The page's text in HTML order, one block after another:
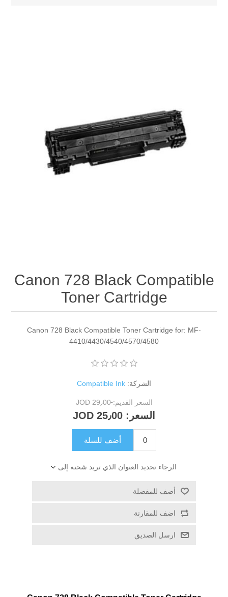
Canon 728 Black Compatible
Toner Cartridge
Canon 728 Black Compatible Toner Cartridge for: MF-
4410/4430/4540/4570/4580
الشركة: Compatible Ink
السعر القديم: 29٫00 JOD
السعر: 25٫00 JOD
أضف للسلة
الرجاء تحديد العنوان الذي تريد شحنه إلى
أضف للمفضلة
اضف للمقارنة
ارسل الصديق